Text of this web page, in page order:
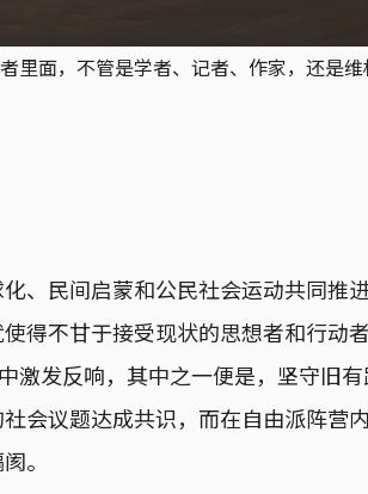
面，不管是学者、记者、作家，还是
、民间启蒙和公民社会运动共同推
得不甘于接受现状的思想者和行动
激发反响，其中之一便是，坚守旧
会议题达成共识，而在自由派阵营
。